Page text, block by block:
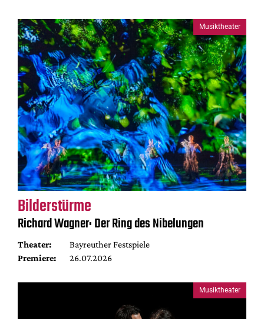
Musiktheater
Bilderstürme
Richard Wagner: Der Ring des Nibelungen
Theater:
Bayreuther Festspiele
Premiere:
26.07.2026
Musiktheater